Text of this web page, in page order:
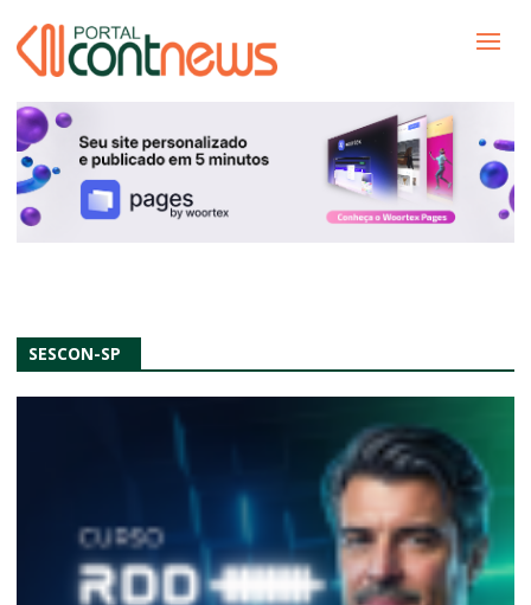
SESCON-SP